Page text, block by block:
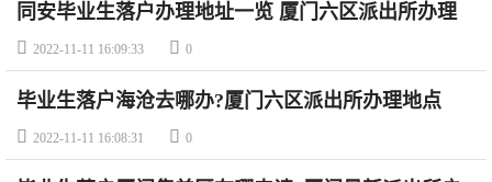
同安毕业生落户办理地址一览 厦门六区派出所办理
地点
 2022-11-11 16:09:33  0
毕业生落户海沧去哪办?厦门六区派出所办理地点
 2022-11-11 16:08:31  0